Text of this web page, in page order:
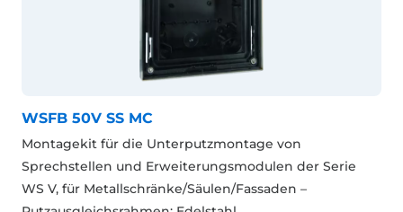
WSFB 50V SS MC
Montagekit für die Unterputzmontage von
Sprechstellen und Erweiterungsmodulen der Serie
WS V, für Metallschränke/Säulen/Fassaden –